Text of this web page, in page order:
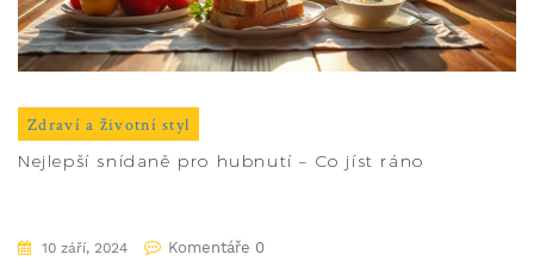
Zdraví a životní styl
Nejlepší snídaně pro hubnutí – Co jíst ráno
10 září, 2024 Komentáře 0